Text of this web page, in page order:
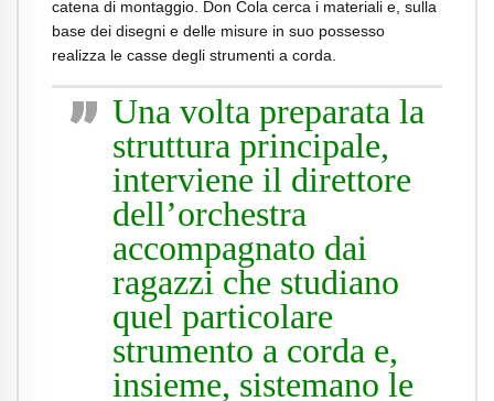
catena di montaggio. Don Cola cerca i materiali e, sulla
base dei disegni e delle misure in suo possesso
realizza le casse degli strumenti a corda.
Una volta preparata la
struttura principale,
interviene il direttore
dell’orchestra
accompagnato dai
ragazzi che studiano
quel particolare
strumento a corda e,
insieme, sistemano le